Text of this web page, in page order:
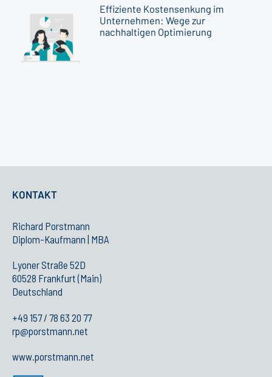
Effiziente Kostensenkung im
Unternehmen: Wege zur
nachhaltigen Optimierung
KONTAKT
Richard Porstmann
Diplom-Kaufmann | MBA
Lyoner Straße 52D
60528 Frankfurt (Main)
Deutschland
+49 157 / 78 63 20 77
rp@porstmann.net
www.porstmann.net